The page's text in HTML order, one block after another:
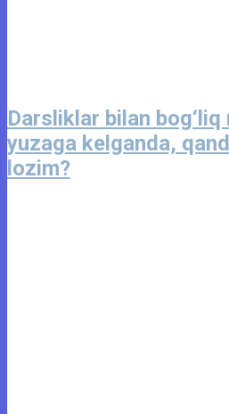
Darsliklar bilan bog‘liq
yuzaga kelganda,
lozim?